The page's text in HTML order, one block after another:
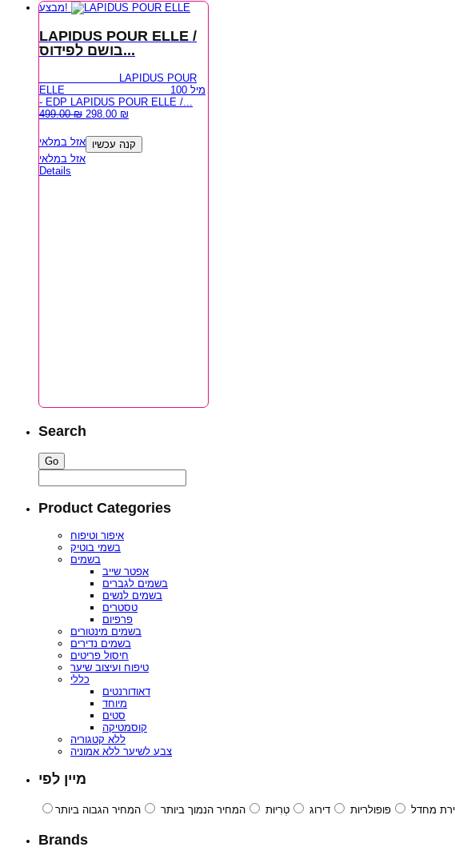
מבצע!
LAPIDUS POUR ELLE /
בושם לפידוס...
LAPIDUS POUR
ELLE 100 מיל
- EDP LAPIDUS POUR ELLE /...
499.00₪ 298.00 ₪
אזל במלאי קנה עכשיו
אזל במלאי
Details
Search
Product Categories
איפור וטיפוח
בשמי בוטיק
בשמים
אפטר שייב
בשמים לגברים
בשמים לנשים
טסטרים
פרפיום
בשמים מינטורים
בשמים נדירים
חיסול פריטים
טיפוח ועיצוב שיער
כללי
דאודורנטים
מיוחד
סטים
קוסמטיקה
ללא קטגוריה
צבע לשיער ללא אמוניה
מיין לפי
מחדל פופולריות דירוג טְרִיוּת המחיר הנמוך ביותר המחיר הגבוה ביותר
Brands